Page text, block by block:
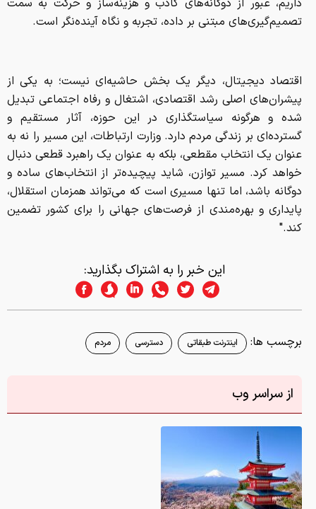
داریم، عبور از دوگانه‌های کاذب و هزینه‌ساز و حرکت به سمت
تصمیم‌گیری‌های مبتنی بر داده، تجربه و نگاه آینده‌نگر است.
اقتصاد دیجیتال، دیگر یک بخش حاشیه‌ای نیست؛ به یکی از
پیشران‌های اصلی رشد اقتصادی، اشتغال و رفاه اجتماعی تبدیل
شده و هرگونه سیاستگذاری در این حوزه، آثار مستقیم و
گسترده‌ای بر زندگی مردم دارد. وزارت ارتباطات، این مسیر را نه به
عنوان یک انتخاب مقطعی، بلکه به عنوان یک راهبرد قطعی دنبال
خواهد کرد. مسیر توازن، شاید پیچیده‌تر از انتخاب‌های ساده و
دوگانه باشد، اما تنها مسیری است که می‌تواند همزمان استقلال،
پایداری و بهره‌مندی از فرصت‌های جهانی را برای کشور تضمین
کند."
این خبر را به اشتراک بگذارید:
برچسب ها: اینترنت طبقاتی دسترسی مردم
از سراسر وب